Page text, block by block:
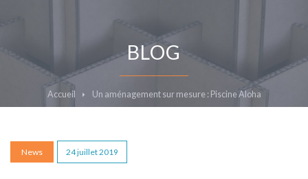
BLOG
Accueil Un aménagement sur mesure : Piscine Aloha
News 24 juillet 2019